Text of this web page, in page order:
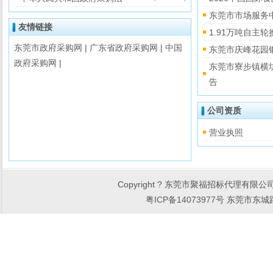
友情链接
东莞市政府采购网 | 广东省政府采购网 | 中国
政府采购网 |
东莞市市场服务
1.91万吨自主轮
东莞市庆峰花园
东莞市寮步镇横
告
公司资质
营业执照
Copyright ? 东莞市聚福招标代理有限
粤ICP备14073977号 东莞市东城